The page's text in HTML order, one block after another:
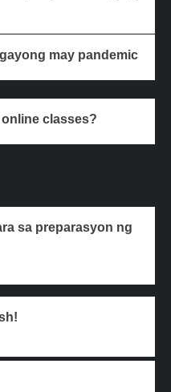
may pandemic
online classes?
sa preparasyon ng